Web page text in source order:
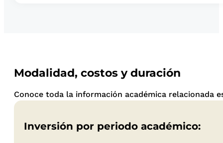
Modalidad, costos y duración
Conoce toda la información académica relacionada
Inversión por periodo académico: